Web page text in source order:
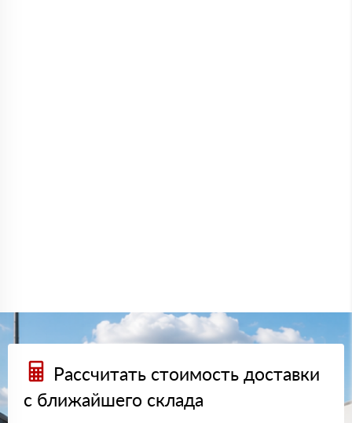
Рассчитать стоимость доставки
с ближайшего склада